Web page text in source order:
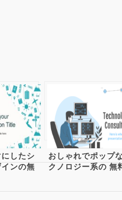
したシ
ンの無
おしゃれでポップ
クノロジー系の 無